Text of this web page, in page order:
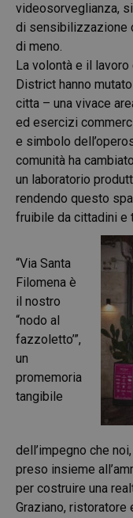
videosorveglianza,
di sensibilizzazione
di meno.
La volontà e il
District hanno
citta – una vivace
ed esercizi
e simbolo
comunità ha
un laboratorio
rendendo questo
fruibile da cittadini e
“Via Santa
Filomena è
il nostro
“nodo al
fazzoletto’”,
un
promemoria
tangibile
dell’impegno che
preso insieme
per costruire una
Graziano, ristoratore